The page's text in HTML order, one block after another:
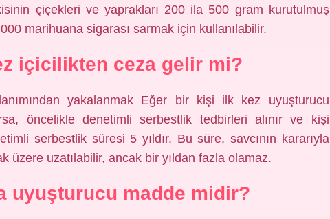
çiçekleri ve yaprakları 200 ila 500 gram kurutulmuş
marihuana sigarası sarmak için kullanılabilir.
içicilikten ceza gelir mi?
yakalanmak Eğer bir kişi ilk kez uyuşturucu
öncelikle denetimli serbestlik tedbirleri alınır ve kişi
serbestlik süresi 5 yıldır. Bu süre, savcının kararıyla
üzere uzatılabilir, ancak bir yıldan fazla olamaz.
uyuşturucu madde midir?